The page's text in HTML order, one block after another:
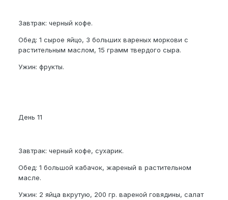
Завтрак: черный кофе.
Обед: 1 сырое яйцо, 3 больших вареных моркови с
растительным маслом, 15 грамм твердого сыра.
Ужин: фрукты.
День 11
Завтрак: черный кофе, сухарик.
Обед: 1 большой кабачок, жареный в растительном
масле.
Ужин: 2 яйца вкрутую, 200 гр. вареной говядины, салат